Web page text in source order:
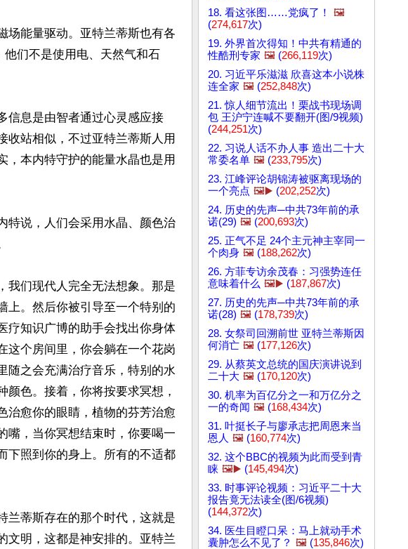
场能量驱动。亚特兰蒂斯也有各
他们不是使用电、天然气和石
信息是由智者通过心灵感应接
收站相似，不过亚特兰蒂斯人用
，本内特守护的能量水晶也是用
特说，人们会采用水晶、颜色治
我们现代人完全无法想象。那是
上。然后你被引导至一个特别的
疗知识广博的助手会找出你身体
这个房间里，你会躺在一个花岗
随之会充满治疗音乐，特别的水
色。接着，你将按要求冥想，
治愈你的眼睛，植物的芬芳治愈
嘴，当你冥想结束时，你要喝一
下照到你的身上。所有的不适都
兰蒂斯存在的那个时代，这就是
文明，这都是神安排的。亚特兰
18. 看这张图……党疯了！
🖼️
(274,617次)
19. 外界首次得知！中共有精通的
性酷刑专家 🖼️ (266,119次)
20. 习近平乐滋滋 欣喜这本小说株
连全家 🖼️ (252,848次)
21. 惊人细节流出！栗战书现场调
包 王沪宁连喊不要翻开(图/9视频)
(244,251次)
22. 习说人话不办人事 造出二十大
常委名单 🖼️ (233,795次)
23. 江峰评论胡锦涛被驱离现场的
一个亮点 🖼️▶️ (202,252次)
24. 历史的先声─中共73年前的承
诺(29) 🖼️ (200,693次)
25. 正气不足 24个主元神主宰同一
个肉身 🖼️ (188,262次)
26. 方菲专访余茂春：习强势连任
意味着什么 🖼️▶️ (187,867次)
27. 历史的先声─中共73年前的承
诺(28) 🖼️ (178,739次)
28. 女祭司回溯前世 亚特兰蒂斯因
何消亡 🖼️ (177,126次)
29. 从蔡英文总统的国庆演讲说到
二十大 🖼️ (170,120次)
30. 机率为百亿分之一和万亿分之
一的奇闻 🖼️ (168,434次)
31. 叶挺长子与廖承志把周恩来当
恩人 🖼️ (160,774次)
32. 这个BBC的视频为此而受到青
睐 🖼️▶️ (145,494次)
33. 时事评论视频：习近平二十大
报告竟无法读全(图/6视频)
(144,372次)
34. 医生目瞪口呆：马上就动手术
囊肿怎么不见了？ 🖼️ (135,846次)